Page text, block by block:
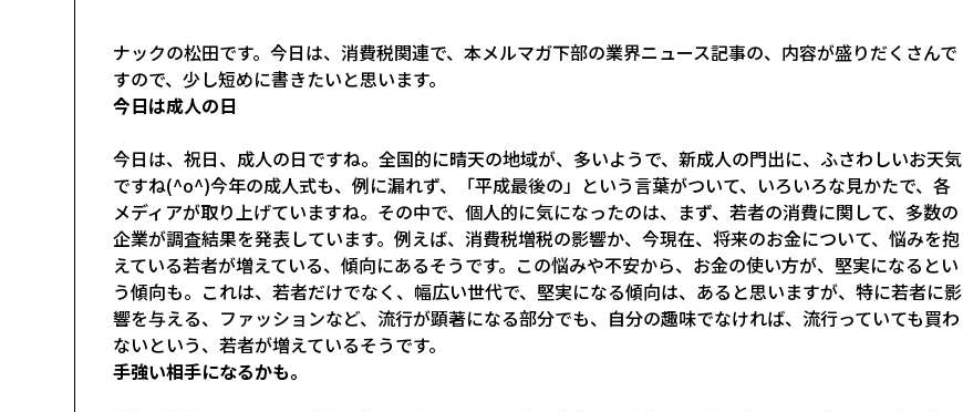
ナックの松田です。今日は、消費税関連で、本メルマガ下部の業界ニュース記事の、内容が盛りだくさんで
すので、少し短めに書きたいと思います。
今日は成人の日
今日は、祝日、成人の日ですね。全国的に晴天の地域が、多いようで、新成人の門出に、ふさわしいお天気
ですね(^o^)今年の成人式も、例に漏れず、「平成最後の」という言葉がついて、いろいろな見かたで、各
メディアが取り上げていますね。その中で、個人的に気になったのは、まず、若者の消費に関して、多数の
企業が調査結果を発表しています。例えば、消費税増税の影響か、今現在、将来のお金について、悩みを抱
えている若者が増えている、傾向にあるそうです。この悩みや不安から、お金の使い方が、堅実になるとい
う傾向も。これは、若者だけでなく、幅広い世代で、堅実になる傾向は、あると思いますが、特に若者に影
響を与える、ファッションなど、流行が顕著になる部分でも、自分の趣味でなければ、流行っていても買わ
ないという、若者が増えているそうです。
手強い相手になるかも。